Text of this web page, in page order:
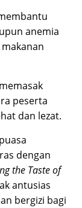
anemia
peserta
dan lezat.
dengan
the Taste of
antusias
bergizi bagi